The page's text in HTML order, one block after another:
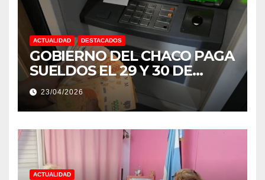
ACTUALIDAD DESTACADOS
GOBIERNO DEL CHACO PAGA
SUELDOS EL 29 Y 30 DE
ABRIL, CON EL 2% DE
AUMENTO
23/04/2026
ACTUALIDAD